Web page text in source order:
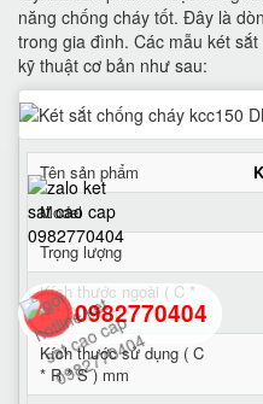
năng chống cháy tốt. Đây là
trong gia đình. Các mẫu két
kỹ thuật cơ bản như sau:
Tên sản phẩm
Model
Trọng lượng
Kích thước ngoài ( C *
R * S ) mm
Kích thước sử dụng ( C
* R * S ) mm
0982770404